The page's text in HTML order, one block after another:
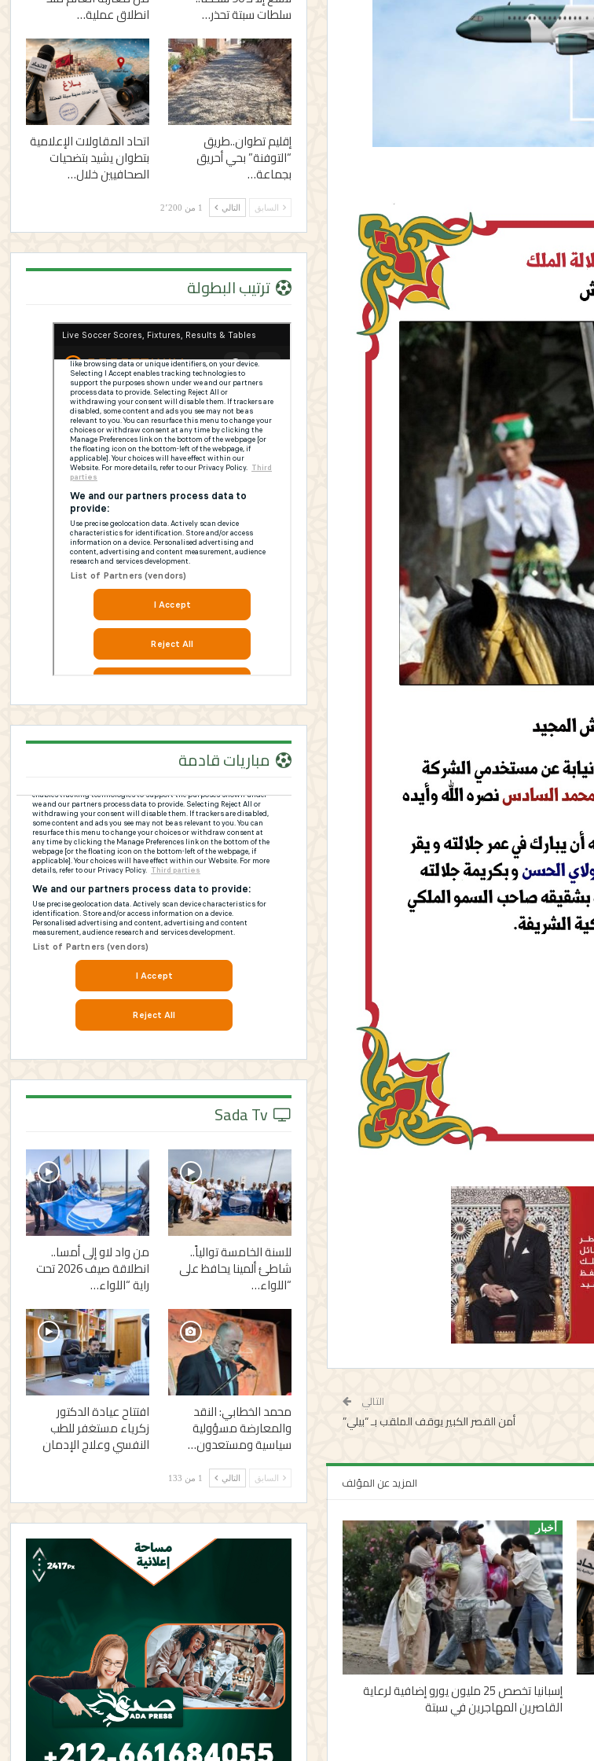
التالي
أمن القصر الكبير يوقف الملقب بـ “بيلي”
المزيد عن المؤلف
أخبار
إسبانيا تخصص 25 مليون يورو إضافية لرعاية
القاصرين المهاجرين في سبتة
سلطات سبتة تحذر… انطلاق عملية…
إقليم تطوان..طريق
“التوفنة” بحي أحريق
بجماعة…
اتحاد المقاولات الإعلامية
بتطوان يشيد بتضحيات
الصحافيين خلال…
السابق التالي 1 من 2٬200
ترتيب البطولة
مباريات قادمة
للسنة الخامسة توالياً..
شاطئ ألمينا يحافظ على
“اللواء…
من واد لاو إلى أمسا..
انطلاقة صيف 2026 تحت
راية “اللواء…
محمد الخطابي: النقد
والمعارضة مسؤولية
سياسية ومستعدون…
افتتاح عيادة الدكتور
زكرياء مستغفر للطب
النفسي وعلاج الإدمان
السابق التالي 1 من 133